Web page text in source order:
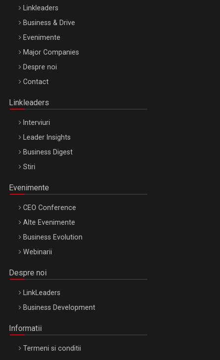
Be Inspired. Make it Happen!, ARTEMIS LETO, ORADEA, 8
Octombrie
Linkleaders
Business & Drive
Evenimente
Major Companies
Despre noi
Contact
Linkleaders
Interviuri
Leader Insights
Business Digest
Stiri
Evenimente
CEO Conference
Alte Evenimente
Business Evolution
Webinarii
Despre noi
LinkLeaders
Business Development
Informatii
Termeni si conditii